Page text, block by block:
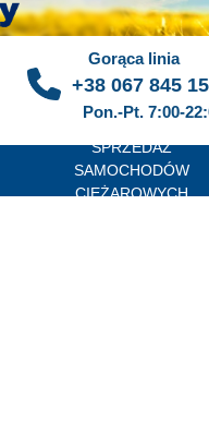
Gorąca linia
+38 067 845
Pon.-Pt. 7:00-
SPRZEDAŻ
SAMOCHODÓW
CIĘŻAROWYCH